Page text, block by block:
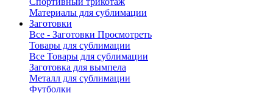
Материалы для сублимации
Заготовки
Все - Заготовки Просмотреть
Товары для сублимации
Все Товары для сублимации
Заготовка для вымпела
Металл для сублимации
Футболки